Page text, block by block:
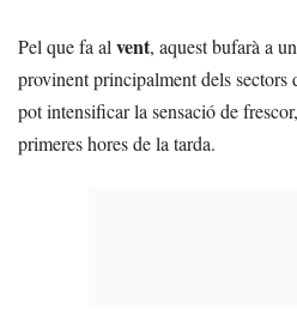
Pel que fa alvent, aquest bufarà a
provinent principalment dels sectors
pot intensificar la sensació de
primeres hores de la tarda.